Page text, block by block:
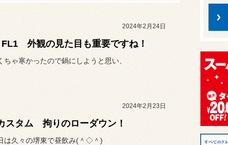
2024年2月24日
FL1 外観の見た目も重要ですね！
ちゃ寒かったので鍋にしようと思い、
2024年2月23日
スタム 拘りのローダウン！
は久々の堺東で昼飲み(＾◇＾)